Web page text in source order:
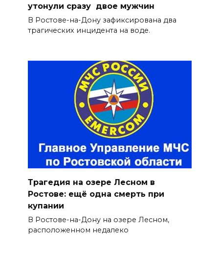
утонули сразу двое мужчин
В Ростове-на-Дону зафиксирована два
трагических инцидента на воде.
Трагедия на озере Лесном в
Ростове: ещё одна смерть при
купании
В Ростове-на-Дону на озере Лесном,
расположенном недалеко